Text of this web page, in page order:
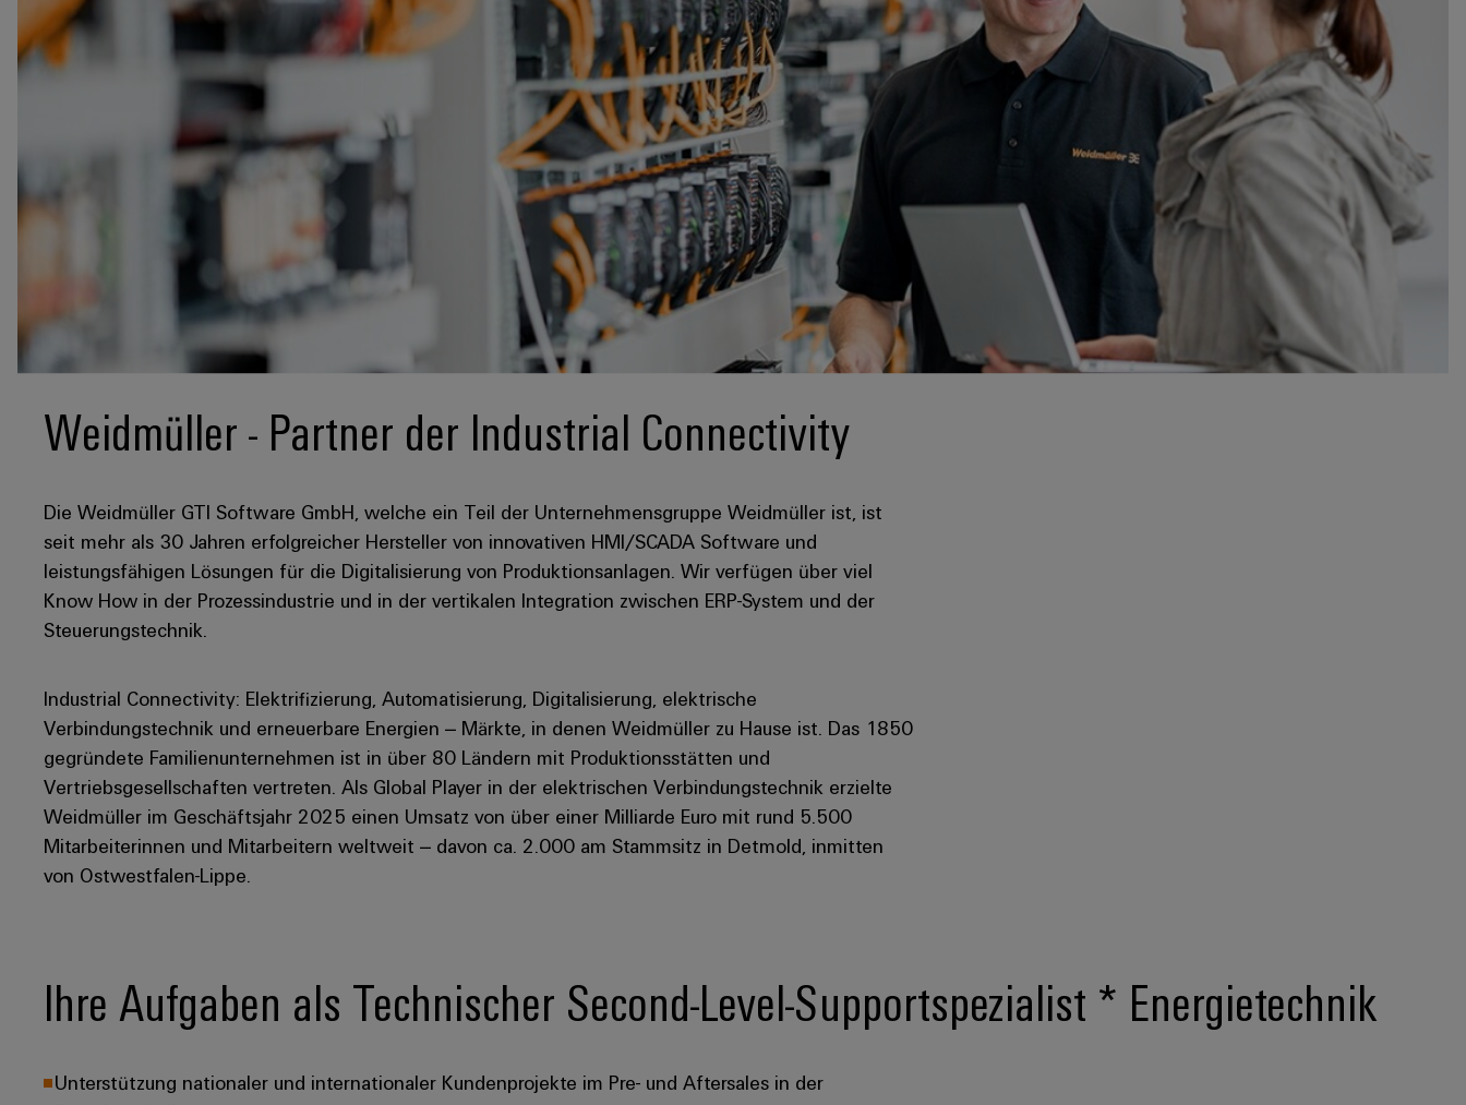
Weidmüller - Partner der Industrial Connectivity
Die Weidmüller GTI Software GmbH, welche ein Teil der Unternehmensgruppe Weidmüller ist, ist
seit mehr als 30 Jahren erfolgreicher Hersteller von innovativen HMI/SCADA Software und
leistungsfähigen Lösungen für die Digitalisierung von Produktionsanlagen. Wir verfügen über viel
Know How in der Prozessindustrie und in der vertikalen Integration zwischen ERP-System und der
Steuerungstechnik.
Industrial Connectivity: Elektrifizierung, Automatisierung, Digitalisierung, elektrische
Verbindungstechnik und erneuerbare Energien – Märkte, in denen Weidmüller zu Hause ist. Das 1850
gegründete Familienunternehmen ist in über 80 Ländern mit Produktionsstätten und
Vertriebsgesellschaften vertreten. Als Global Player in der elektrischen Verbindungstechnik erzielte
Weidmüller im Geschäftsjahr 2025 einen Umsatz von über einer Milliarde Euro mit rund 5.500
Mitarbeiterinnen und Mitarbeitern weltweit – davon ca. 2.000 am Stammsitz in Detmold, inmitten
von Ostwestfalen-Lippe.
Ihre Aufgaben als Technischer Second-Level-Supportspezialist * Energietechnik
Unterstützung nationaler und internationaler Kundenprojekte im Pre- und Aftersales in der